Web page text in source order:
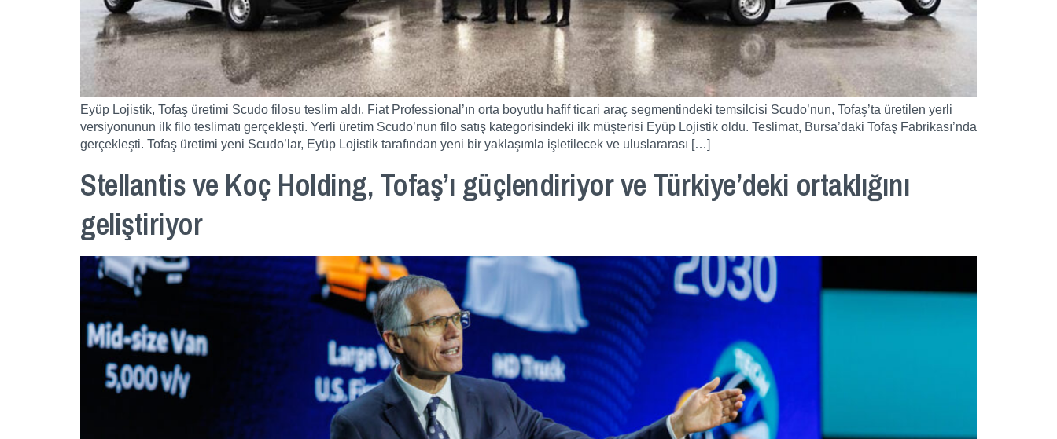
Eyüp Lojistik, Tofaş üretimi Scudo filosu teslim aldı. Fiat Professional’ın orta boyutlu hafif ticari araç segmentindeki temsilcisi Scudo’nun, Tofaş’ta üretilen yerli
versiyonunun ilk filo teslimatı gerçekleşti. Yerli üretim Scudo’nun filo satış kategorisindeki ilk müşterisi Eyüp Lojistik oldu. Teslimat, Bursa’daki Tofaş Fabrikası’nda
gerçekleşti. Tofaş üretimi yeni Scudo’lar, Eyüp Lojistik tarafından yeni bir yaklaşımla işletilecek ve uluslararası […]
Stellantis ve Koç Holding, Tofaş’ı güçlendiriyor ve Türkiye’deki ortaklığını
geliştiriyor